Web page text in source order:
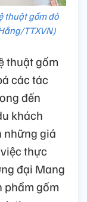
thuật gốm đỏ
TTXVN)
thuật gốm
các tác
đến
khách
những giá
thực
đại Mang
phẩm gốm